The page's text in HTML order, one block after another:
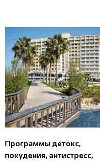
Программы детокс,
похудения, антистресс,